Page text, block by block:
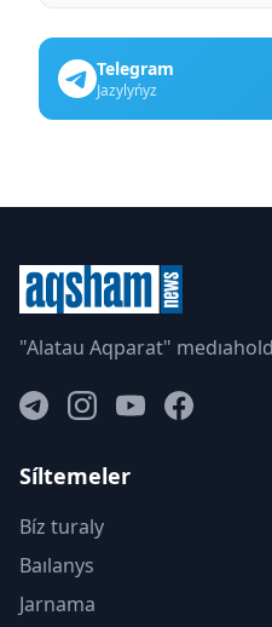
Telegram
Jazylyńyz
"Alatau Aqparat"
Síltemeler
Bíz turaly
Baılanys
Jarnama